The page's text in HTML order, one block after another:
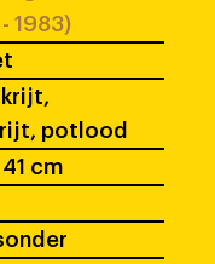
1983)
potlood
cm